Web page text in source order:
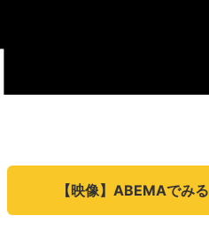
【映像】ABEMAでみる